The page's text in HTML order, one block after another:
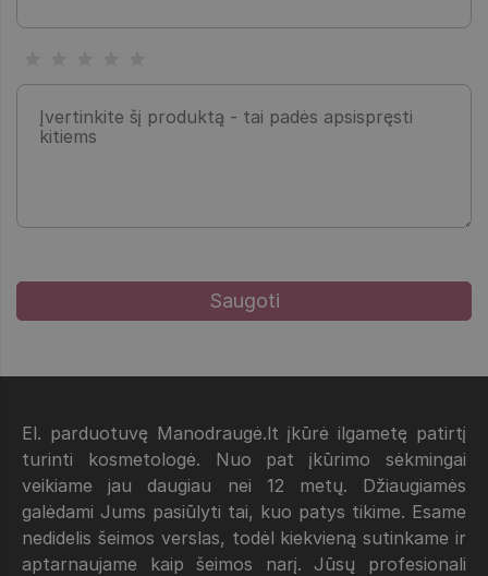
El. parduotuvę Manodraugė.lt įkūrė ilgametę patirtį
turinti kosmetologė. Nuo pat įkūrimo sėkmingai
veikiame jau daugiau nei 12 metų. Džiaugiamės
galėdami Jums pasiūlyti tai, kuo patys tikime. Esame
nedidelis šeimos verslas, todėl kiekvieną sutinkame ir
aptarnaujame kaip šeimos narį. Jūsų profesionali